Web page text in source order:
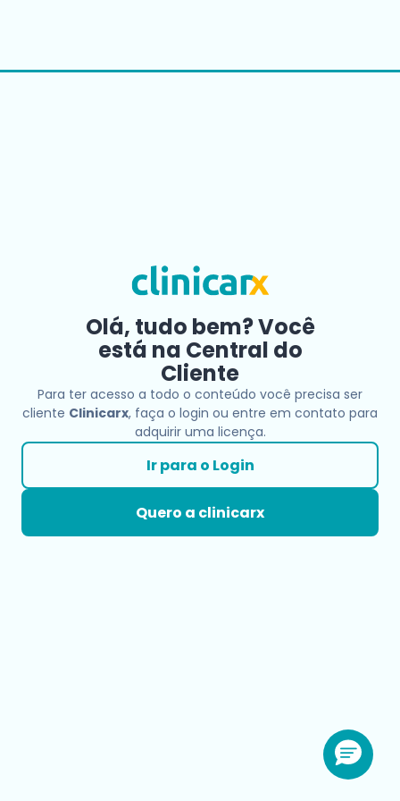
Olá, tudo bem? Você
está na Central do
Cliente
Para ter acesso a todo o conteúdo você precisa ser
cliente Clinicarx, faça o login ou entre em contato para
adquirir uma licença.
Ir para o Login
Quero a clinicarx